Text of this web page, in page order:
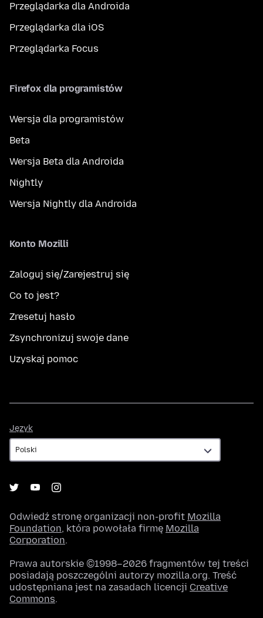
Przeglądarka dla Androida
Przeglądarka dla iOS
Przeglądarka Focus
Firefox dla programistów
Wersja dla programistów
Beta
Wersja Beta dla Androida
Nightly
Wersja Nightly dla Androida
Konto Mozilli
Zaloguj się/Zarejestruj się
Co to jest?
Zresetuj hasło
Zsynchronizuj swoje dane
Uzyskaj pomoc
Język
Odwiedź stronę organizacji non-profit Mozilla
Foundation, która powołała firmę Mozilla
Corporation.
Prawa autorskie ©1998–2026 fragmentów tej treści
posiadają poszczególni autorzy mozilla.org. Treść
udostępniana jest na zasadach licencji Creative
Commons.